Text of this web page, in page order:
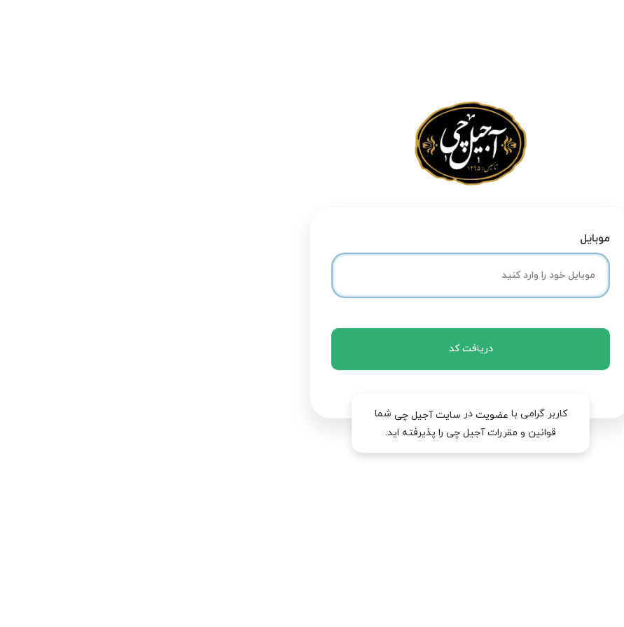
موبایل
دریافت کد
کاربر گرامی با عضویت در سایت آجیل چی شما
قوانین و مقررات آجیل چی را پذیرفته اید.